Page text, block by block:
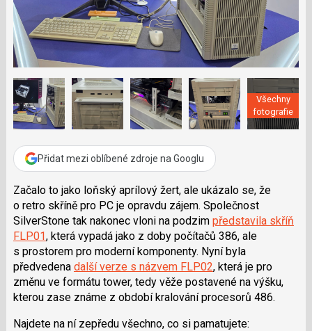
b
o
k
í
i
X
Všechny
fotografie
Přidat mezi oblíbené zdroje na Googlu
Začalo to jako loňský aprílový žert, ale ukázalo se, že
o retro skříně pro PC je opravdu zájem. Společnost
SilverStone tak nakonec vloni na podzim představila skříň
FLP01, která vypadá jako z doby počítačů 386, ale
s prostorem pro moderní komponenty. Nyní byla
předvedena další verze s názvem FLP02, která je pro
změnu ve formátu tower, tedy věže postavené na výšku,
kterou zase známe z období kralování procesorů 486.
Najdete na ní zepředu všechno, co si pamatujete: